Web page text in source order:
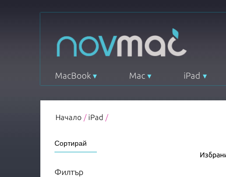
MacBook Mac iPad
Начало / iPad /
Филтър